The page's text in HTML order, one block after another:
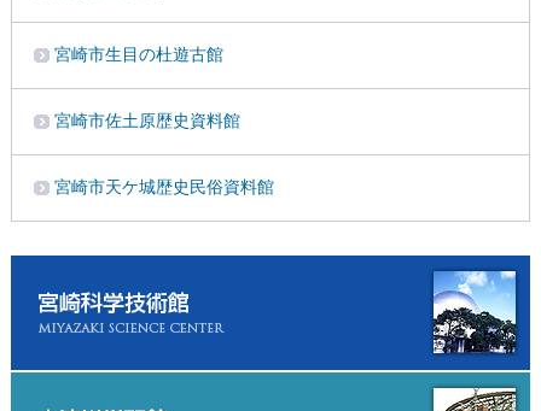
宮崎市生目の杜遊古館
宮崎市佐土原歴史資料館
宮崎市天ケ城歴史民俗資料館